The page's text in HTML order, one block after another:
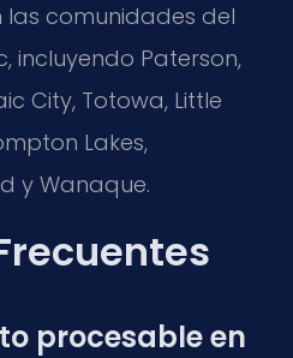
las comunidades del
incluyendo Paterson,
City, Totowa, Little
Lakes,
y Wanaque.
procesable en